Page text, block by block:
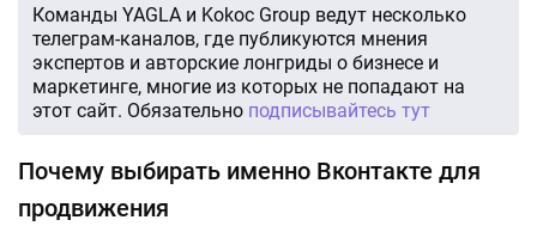
Команды YAGLA и Kokoc Group ведут несколько
телеграм-каналов, где публикуются мнения
экспертов и авторские лонгриды о бизнесе и
маркетинге, многие из которых не попадают на
этот сайт. Обязательно подписывайтесь тут
Почему выбирать именно Вконтакте для
продвижения